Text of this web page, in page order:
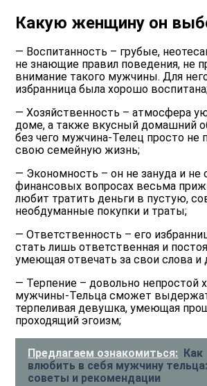
Какую женщину он
— Воспитанность – грубые,
не знающие правил поведения, не
внимание такого мужчины. Для
избранница была хорошо
— Хозяйственность – атмосфера
доме, а также вкусный домашний
без чего мужчина-Телец просто не
свою семейную жизнь;
— Экономность – он не зануда и не
финансовых вопросах весьма
любит тратить деньги в пустую,
необдуманные покупки и траты;
— Ответственность – его
стать лишь ответственная и
умеющая отвечать за свои слова и
— Терпение – довольно непростой
мужчины-Тельца сможет
терпеливая девушка, умеющая
проходящий эгоизм;
Предлагаем ознакомиться:
Как
влюбить в себя мужчину тельца:
советы и рекомендации